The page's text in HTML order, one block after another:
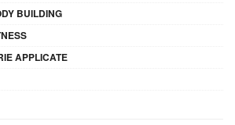
BUILDING
APPLICATE